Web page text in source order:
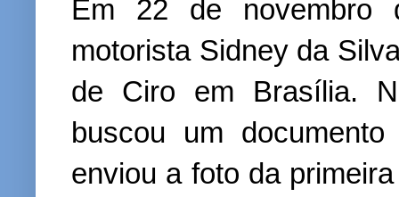
Em 22 de novembro
motorista Sidney da
de Ciro em Brasília.
buscou um
enviou a foto da